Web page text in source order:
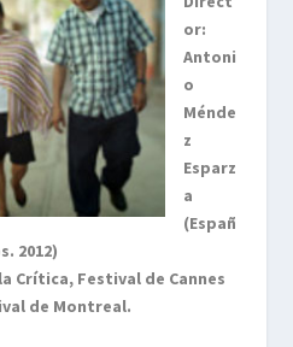
or:
Antoni
o
Ménde
z
Esparz
a
(Españ
2012)
Crítica, Festival de Cannes
de Montreal.